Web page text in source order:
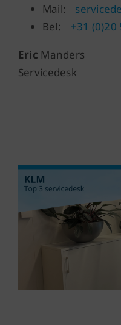
Mail:
Bel:
+31 (0)20
Eric Manders
Servicedesk